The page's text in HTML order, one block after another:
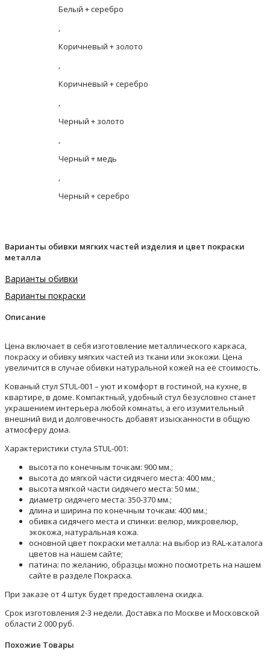
Белый + серебро
,
Коричневый + золото
,
Коричневый + серебро
,
Черный + золото
,
Черный + медь
,
Черный + серебро
Варианты обивки мягких частей изделия и цвет покраски
металла
Варианты обивки
Варианты покраски
Описание
Цена включает в себя изготовление металлического каркаса,
покраску и обивку мягких частей из ткани или экокожи. Цена
увеличится в случае обивки натуральной кожей на её стоимость.
Кованый стул STUL-001 – уют и комфорт в гостиной, на кухне, в
квартире, в доме. Компактный, удобный стул безусловно станет
украшением интерьера любой комнаты, а его изумительный
внешний вид и долговечность добавят изысканности в общую
атмосферу дома.
Характеристики стула STUL-001:
высота по конечным точкам: 900 мм.;
высота до мягкой части сидячего места: 400 мм.;
высота мягкой части сидячего места: 50 мм.;
диаметр сидячего места: 350-370 мм.;
длина и ширина по конечным точкам: 400 мм.;
обивка сидячего места и спинки: велюр, микровелюр,
экокожа, натуральная кожа.
основной цвет покраски металла: на выбор из RAL-каталога
цветов на нашем сайте;
патина: по желанию, образцы можно посмотреть на нашем
сайте в разделе Покраска.
При заказе от 4 штук будет предоставлена скидка.
Срок изготовления 2-3 недели. Доставка по Москве и Московской
области 2 000 руб.
Похожие Товары